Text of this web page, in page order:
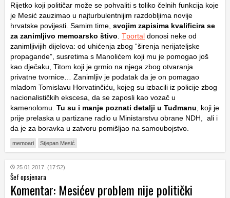
Rijetko koji političar može se pohvaliti s toliko čelnih funkcija koje
je Mesić zauzimao u najturbulentnijim razdobljima novije
hrvatske povijesti. Samim time, svojim zapisima kvalificira se
za zanimljivo memoarsko štivo Tportal donosi neke od
zanimljivijih dijelova: od uhićenja zbog “širenja nerijateljske
propagande”, susretima s Manolićem koji mu je pomogao još
kao dječaku, Titom koji je grmio na njega zbog otvaranja
privatne tvornice… Zanimljiv je podatak da je on pomagao
mladom Tomislavu Horvatinčiću, kojeg su izbacili iz policije zbog
nacionalističkih ekscesa, da se zaposli kao vozač u
kamenolomu. Tu su i manje poznati detalji u Tuđmanu , koji je
prije prelaska u partizane radio u Ministarstvu obrane NDH, ali i
da je za boravka u zatvoru pomišljao na samoubojstvo.
memoari Stjepan Mesić
25.01.2017. (17:52)
Šef opsjenara
Komentar: Mesićev problem nije politički